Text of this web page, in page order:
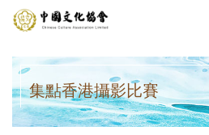
集點香港攝影比賽